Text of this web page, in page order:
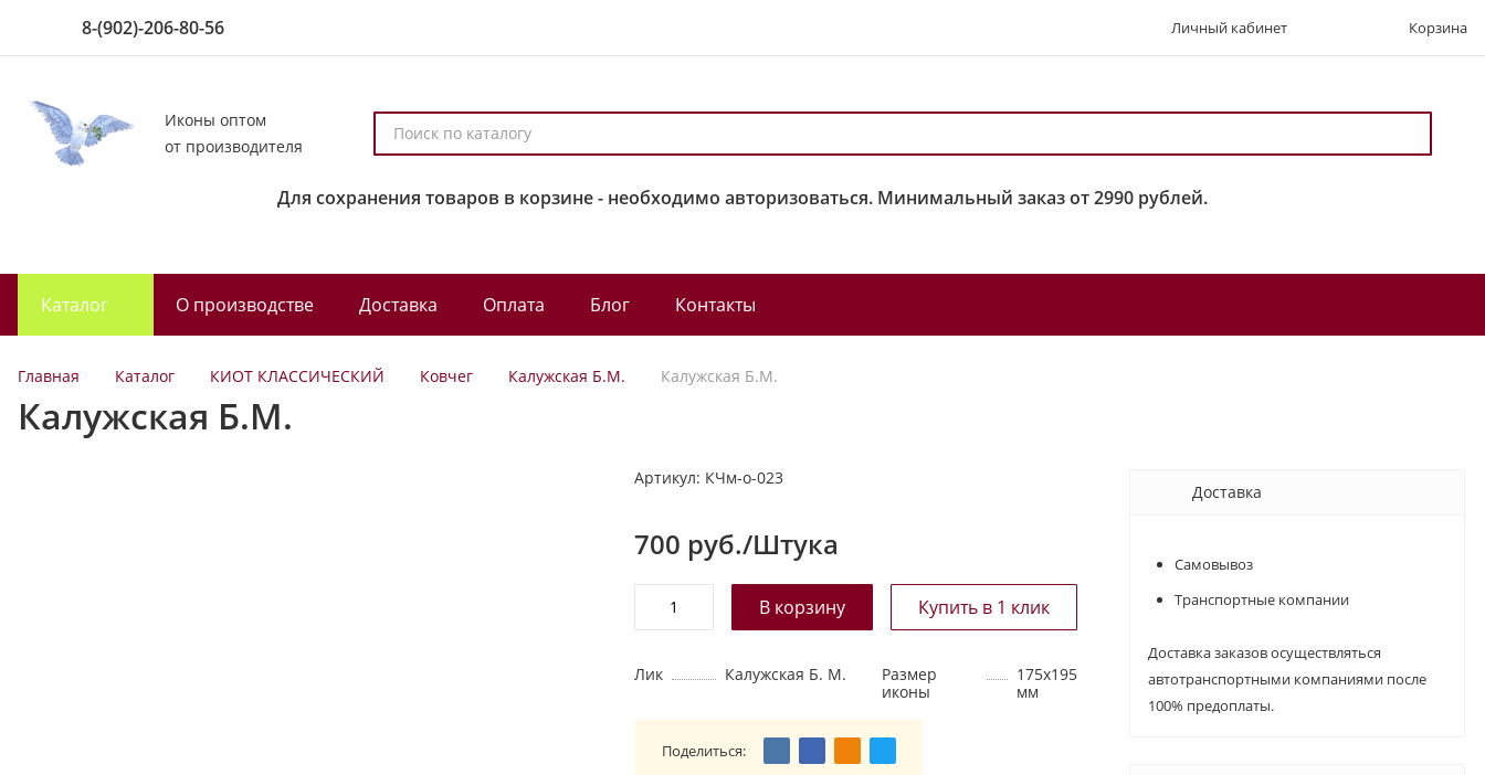
8-(902)-206-80-56 Личный кабинет Корзина
Иконы оптом
от производителя
о
с
к
а
а
Для сохранения товаров в корзине - необходимо авторизоваться. Минимальный заказ от 2990 рублей.
Каталог О производстве Доставка Оплата Блог Контакты
Главная Каталог КИОТ КЛАССИЧЕСКИЙ Ковчег Калужская Б.М. Калужская Б.М.
Калужская Б.М.
Артикул: КЧм-о-023
700 руб./Штука
Лик Калужская Б. М.
Размер
иконы
175х195
мм
Поделиться:
Доставка
Самовывоз
Транспортные компании
Доставка заказов осуществляться
автотранспортными компаниями после
100% предоплаты.